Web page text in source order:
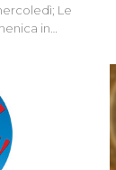
Le
in